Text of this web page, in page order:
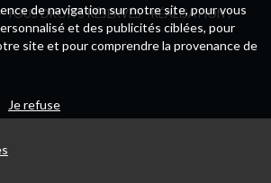
DROITS RÉSERVÉS - RÉALISATION :
de navigation sur notre site, pour vous
et des publicités ciblées, pour
site et pour comprendre la provenance de
Je refuse